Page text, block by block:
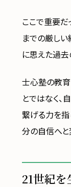
ここで重要だ
までの厳し
に思えた過去
士心塾の教育
とではなく、
繋げる力を指
分の自信へと
21世紀